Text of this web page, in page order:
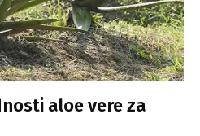
aloe vere za